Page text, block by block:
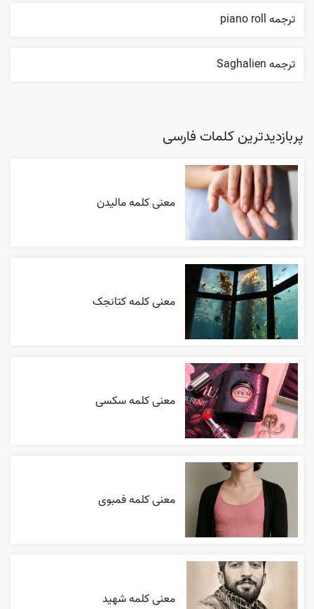
ترجمه piano roll
ترجمه Saghalien
پربازدیدترین کلمات فارسی
معنی کلمه مالیدن
معنی کلمه کتانجک
معنی کلمه سکسی
معنی کلمه فمبوی
معنی کلمه شهید